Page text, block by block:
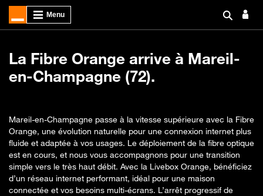
La Fibre Orange arrive à Mareil-
en-Champagne (72).
Mareil-en-Champagne passe à la vitesse supérieure avec la Fibre
Orange, une évolution naturelle pour une connexion internet plus
fluide et adaptée à vos usages. Le déploiement de la fibre optique
est en cours, et nous vous accompagnons pour une transition
simple vers le très haut débit. Avec la Livebox Orange, bénéficiez
d’un réseau internet performant, idéal pour une maison
connectée et vos besoins multi-écrans. L’arrêt progressif de